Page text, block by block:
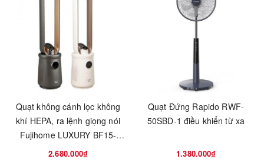
Quạt không cánh lọc không
khí HEPA, ra lệnh giọng nói
Fujihome LUXURY BF15-
HEPA-VOICE
2.680.000₫
Quạt Đứng Rapido RWF-
50SBD-1 điều khiển từ xa
1.380.000₫